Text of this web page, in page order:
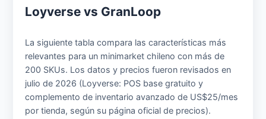
Loyverse vs GranLoop
La siguiente tabla compara las características más
relevantes para un minimarket chileno con más de
200 SKUs. Los datos y precios fueron revisados en
julio de 2026 (Loyverse: POS base gratuito y
complemento de inventario avanzado de US$25/mes
por tienda, según su página oficial de precios).